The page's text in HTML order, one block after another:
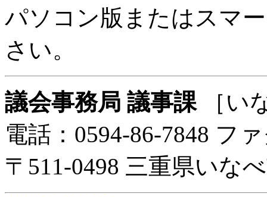
パソコン版またはスマ
さい。
議会事務局 議事課［い
電話：0594-86-7848 フ
〒511-0498 三重県いな